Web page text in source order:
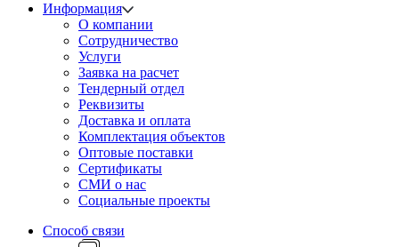
Информация
О компании
Сотрудничество
Услуги
Заявка на расчет
Тендерный отдел
Реквизиты
Доставка и оплата
Комплектация объектов
Оптовые поставки
Сертификаты
СМИ о нас
Социальные проекты
Способ связи